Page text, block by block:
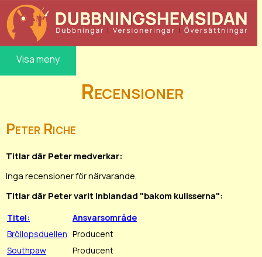
Visa meny
Recensioner
Peter Riche
Titlar där Peter medverkar:
Inga recensioner för närvarande.
Titlar där Peter varit inblandad "bakom kulisserna":
Titel:
Ansvarsområde
Bröllopsduellen Producent
Southpaw
Producent